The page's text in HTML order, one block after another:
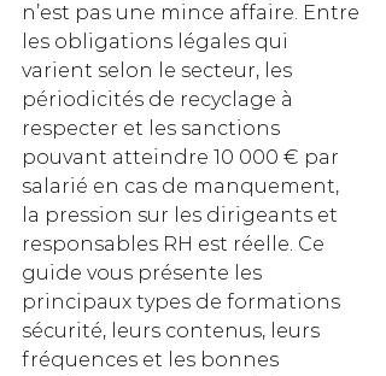
n’est pas une mince affaire. Entre
les obligations légales qui
varient selon le secteur, les
périodicités de recyclage à
respecter et les sanctions
pouvant atteindre 10 000 € par
salarié en cas de manquement,
la pression sur les dirigeants et
responsables RH est réelle. Ce
guide vous présente les
principaux types de formations
sécurité, leurs contenus, leurs
fréquences et les bonnes